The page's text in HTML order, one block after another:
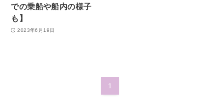
での乗船や船内の様子
も】
2023年6月19日
1